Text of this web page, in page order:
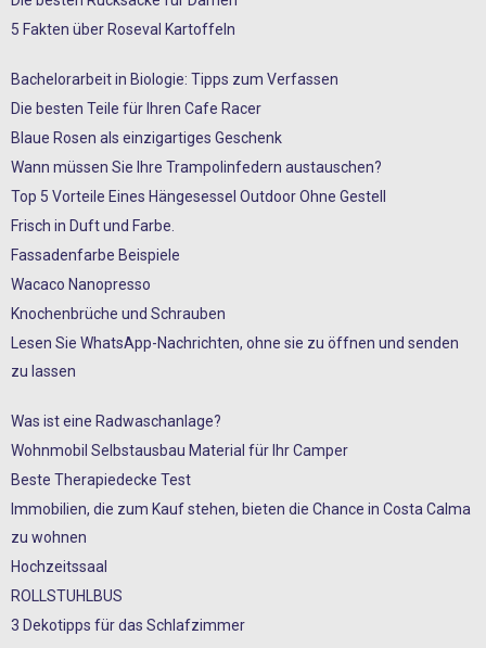
5 Fakten über Roseval Kartoffeln
Bachelorarbeit in Biologie: Tipps zum Verfassen
Die besten Teile für Ihren Cafe Racer
Blaue Rosen als einzigartiges Geschenk
Wann müssen Sie Ihre Trampolinfedern austauschen?
Top 5 Vorteile Eines Hängesessel Outdoor Ohne Gestell
Frisch in Duft und Farbe.
Fassadenfarbe Beispiele
Wacaco Nanopresso
Knochenbrüche und Schrauben
Lesen Sie WhatsApp-Nachrichten, ohne sie zu öffnen und senden
zu lassen
Was ist eine Radwaschanlage?
Wohnmobil Selbstausbau Material für Ihr Camper
Beste Therapiedecke Test
Immobilien, die zum Kauf stehen, bieten die Chance in Costa Calma
zu wohnen
Hochzeitssaal
ROLLSTUHLBUS
3 Dekotipps für das Schlafzimmer